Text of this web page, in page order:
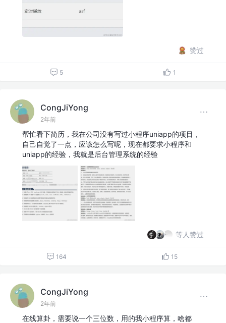
赞过
5 1
CongJiYong
2年前
帮忙看下简历，我在公司没有写过小程序uniapp的项目，
自己自觉了一点，应该怎么写呢，现在都要求小程序和
uniapp的经验，我就是后台管理系统的经验
等人赞过
164 15
CongJiYong
2年前
在线算卦，需要说一个三位数，用的我小程序算，啥都